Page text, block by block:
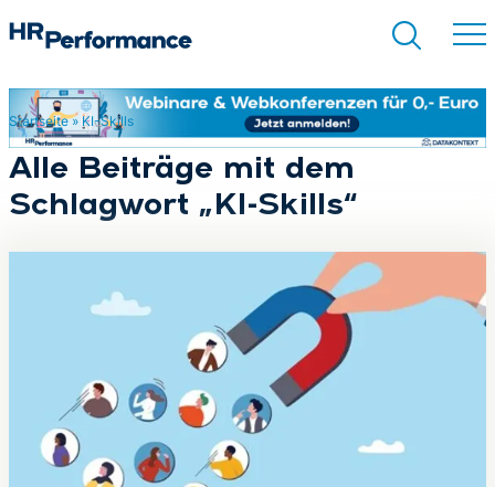
Suchen
Startseite» KI-Skills
Alle Beiträge mit dem
Schlagwort „KI-Skills“